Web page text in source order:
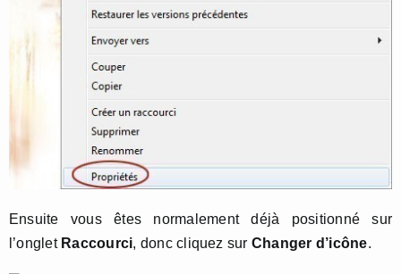
Ensuite vous êtes normalement déjà positionné sur
l’onglet Raccourci, donc cliquez sur Changer d’icône.